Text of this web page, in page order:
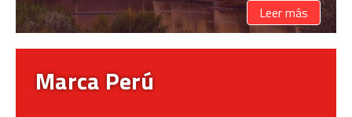
Leer más
Marca Perú